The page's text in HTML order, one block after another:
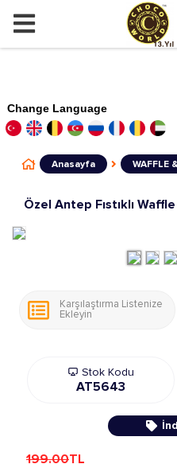
Change Language
Anasayfa WAFFLE
Özel Antep Fıstıklı
Karşılaştırma Listenize
Ekleyin
Stok Kodu
AT5643
199.00TL